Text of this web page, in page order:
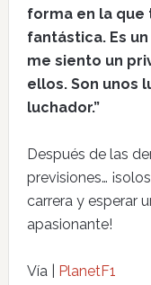
forma en la que
fantástica. Es
me siento un
ellos. Son unos
luchador.”
Después de las
previsiones…
carrera y esperar
apasionante!
Vía | PlanetF1